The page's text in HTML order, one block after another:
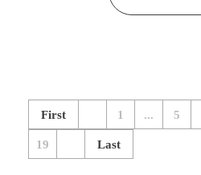
First 1 ... 5
19 Last